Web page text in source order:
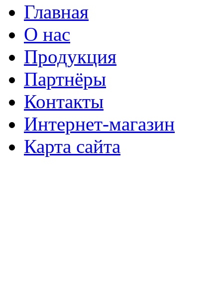
Главная
О нас
Продукция
Партнёры
Контакты
Интернет-магазин
Карта сайта